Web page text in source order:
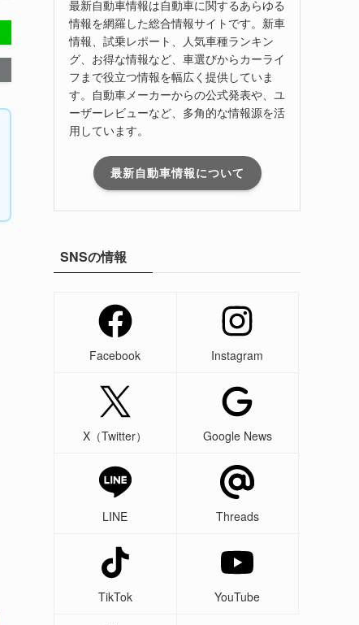
最新自動車情報は自動車に関するあらゆる
情報を網羅した総合情報サイトです。新車
情報、試乗レポート、人気車種ランキン
グ、お得な情報など、車選びからカーライ
フまで役立つ情報を幅広く提供していま
す。自動車メーカーからの公式発表や、ユ
ーザーレビューなど、多角的な情報源を活
用しています。
最新自動車情報について
SNSの情報
Facebook Instagram
X（Twitter） Google News
LINE Threads
TikTok YouTube